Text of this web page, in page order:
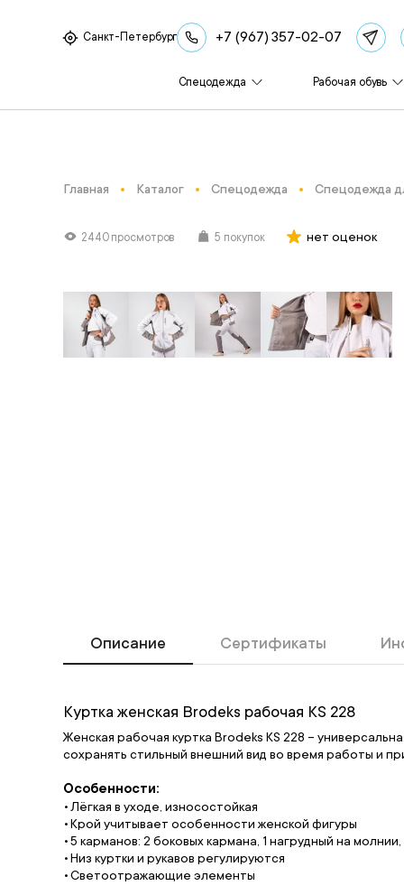
Санкт-Петербург +7 (967) 357-02-07
Спецодежда Рабочая обувь
Главная Каталог Спецодежда Спецодежда
2440 просмотров 5 покупок нет оценок
Описание Сертификаты
Куртка женская Brodeks рабочая KS 228
Женская рабочая куртка Brodeks KS 228 –
сохранять стильный внешний вид во время работы и
Особенности:
Лёгкая в уходе, износостойкая
Крой учитывает особенности женской фигуры
5 карманов: 2 боковых кармана, 1 нагрудный на
Низ куртки и рукавов регулируются
Светоотражающие элементы